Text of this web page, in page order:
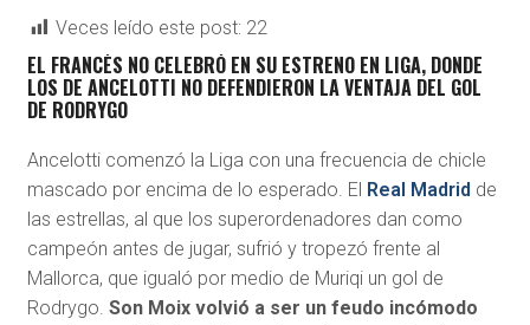
Veces leído este post: 22
EL FRANCÉS NO CELEBRÓ EN SU ESTRENO EN LIGA, DONDE
LOS DE ANCELOTTI NO DEFENDIERON LA VENTAJA DEL GOL
DE RODRYGO
Ancelotti comenzó la Liga con una frecuencia de chicle
mascado por encima de lo esperado. El Real Madrid de
las estrellas, al que los superordenadores dan como
campeón antes de jugar, sufrió y tropezó frente al
Mallorca, que igualó por medio de Muriqi un gol de
Rodrygo. Son Moix volvió a ser un feudo incómodo